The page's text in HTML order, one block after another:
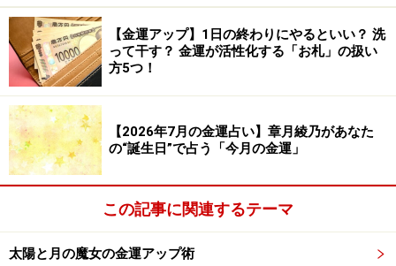
11月4、 7、８、19、20日
12月1、2、15、16、27、28日
【寅の日、巳の日】
寅の日は、「出て行ったものが帰ってくる」日。お金を
使うと、戻ってくる日。買い物、投資の吉日です。
また、七福神の一神であり金運と福徳の神様でもある毘
沙門天が、寅年・寅の月・寅の日・寅の刻に現れたとさ
れ、護り神となっています。
【金運アップ】1日の終わりにやるといい？ 洗
って干す？ 金運が活性化する「お札」の扱い
方5つ！
【2026年7月の金運占い】章月綾乃があなた
の“誕生日”で占う「今月の金運」
この記事に関連するテーマ
太陽と月の魔女の金運アップ術